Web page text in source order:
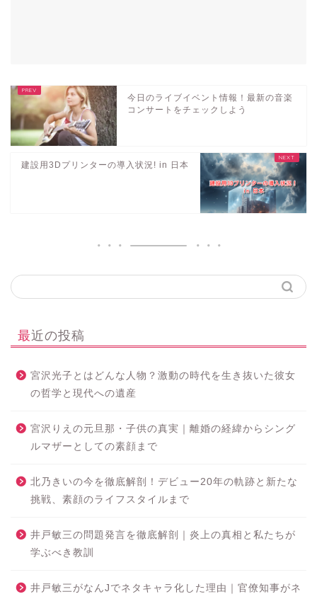
今日のライブイベント情報！最新の音楽
コンサートをチェックしよう
建設用3Dプリンターの導入状況! in 日本
最近の投稿
宮沢光子とはどんな人物？激動の時代を生き抜いた彼女
の哲学と現代への遺産
宮沢りえの元旦那・子供の真実｜離婚の経緯からシング
ルマザーとしての素顔まで
北乃きいの今を徹底解剖！デビュー20年の軌跡と新たな
挑戦、素顔のライフスタイルまで
井戸敏三の問題発言を徹底解剖｜炎上の真相と私たちが
学ぶべき教訓
井戸敏三がなんJでネタキャラ化した理由｜官僚知事がネ